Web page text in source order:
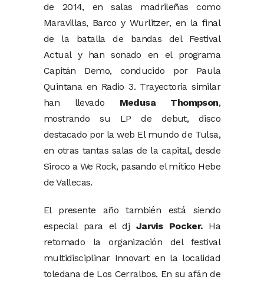
de 2014, en salas madrileñas como
Maravillas, Barco y Wurlitzer, en la final
de la batalla de bandas del Festival
Actual y han sonado en el programa
Capitán Demo, conducido por Paula
Quintana en Radio 3. Trayectoria similar
han llevado Medusa Thompson,
mostrando su LP de debut, disco
destacado por la web El mundo de Tulsa,
en otras tantas salas de la capital, desde
Siroco a We Rock, pasando el mítico Hebe
de Vallecas.
El presente año también está siendo
especial para el dj Jarvis Pocker.Ha
retomado la organización del festival
multidisciplinar Innovart en la localidad
toledana de Los Cerralbos. En su afán de